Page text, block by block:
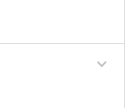
expand_more